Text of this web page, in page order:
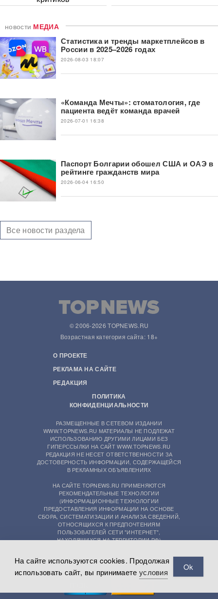
новости МЕДИА
Статистика и тренды маркетплейсов в
России в 2025–2026 годах
2026-08-03 18:07
«Команда Мечты»: стоматология, где
пациента ведёт команда врачей
2026-07-01 16:38
Паспорт Болгарии обошел США и ОАЭ в
рейтинге гражданств мира
2026-06-04 16:50
Все новости раздела
© 2006-2026 TOPNEWS.RU
Возрастная категория сайта: 18+
О ПРОЕКТЕ
РЕКЛАМА НА САЙТЕ
РЕДАКЦИЯ
ПОЛИТИКА
КОНФИДЕНЦИАЛЬНОСТИ
РАЗМЕЩЕННЫЕ В СЕТЕВОМ ИЗДАНИИ
WWW.TOPNEWS.RU МАТЕРИАЛЫ НЕ ПОДЛЕЖАТ
ИСПОЛЬЗОВАНИЮ ДРУГИМИ ЛИЦАМИ БЕЗ
ГИПЕРССЫЛКИ НА САЙТ WWW.TOPNEWS.RU
РЕДАКЦИЯ НЕ НЕСЕТ ОТВЕТСТВЕННОСТИ ЗА
ДОСТОВЕРНОСТЬ ИНФОРМАЦИИ, СОДЕРЖАЩЕЙСЯ
В РЕКЛАМНЫХ ОБЪЯВЛЕНИЯХ
НА САЙТЕ TOPNEWS.RU ПРИМЕНЯЮТСЯ
РЕКОМЕНДАТЕЛЬНЫЕ ТЕХНОЛОГИИ
(ИНФОРМАЦИОННЫЕ ТЕХНОЛОГИИ
ПРЕДОСТАВЛЕНИЯ ИНФОРМАЦИИ НА ОСНОВЕ
СБОРА, СИСТЕМАТИЗАЦИИ И АНАЛИЗА СВЕДЕНИЙ,
ОТНОСЯЩИХСЯ К ПРЕДПОЧТЕНИЯМ
ПОЛЬЗОВАТЕЛЕЙ СЕТИ "ИНТЕРНЕТ",
НАХОДЯЩИХСЯ НА ТЕРРИТОРИИ РФ)
На сайте используются cookies. Продолжая
использовать сайт, вы принимаете условия
Ok